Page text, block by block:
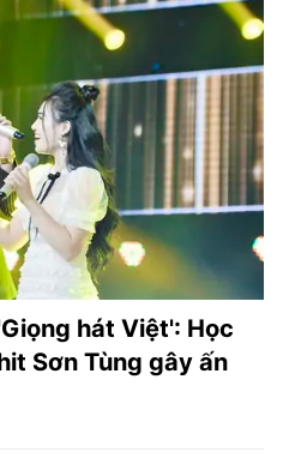
hát Việt': Học
Sơn Tùng gây ấn